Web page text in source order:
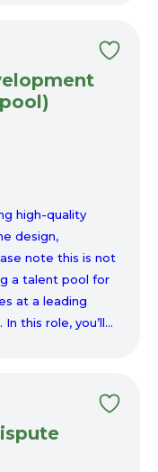
high-quality
design,
note this is not
a talent pool for
at a leading
this role, you’ll...